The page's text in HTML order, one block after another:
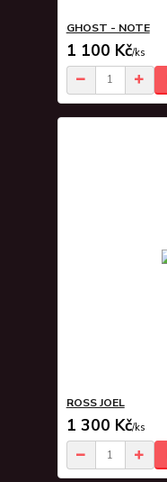
GHOST - NOTE
1 100 Kč/ks
ROSS JOEL
1 300 Kč/ks